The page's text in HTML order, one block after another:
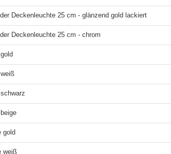
Deckenleuchte 25 cm - glänzend gold lackiert
Deckenleuchte 25 cm - chrom
gold
weiß